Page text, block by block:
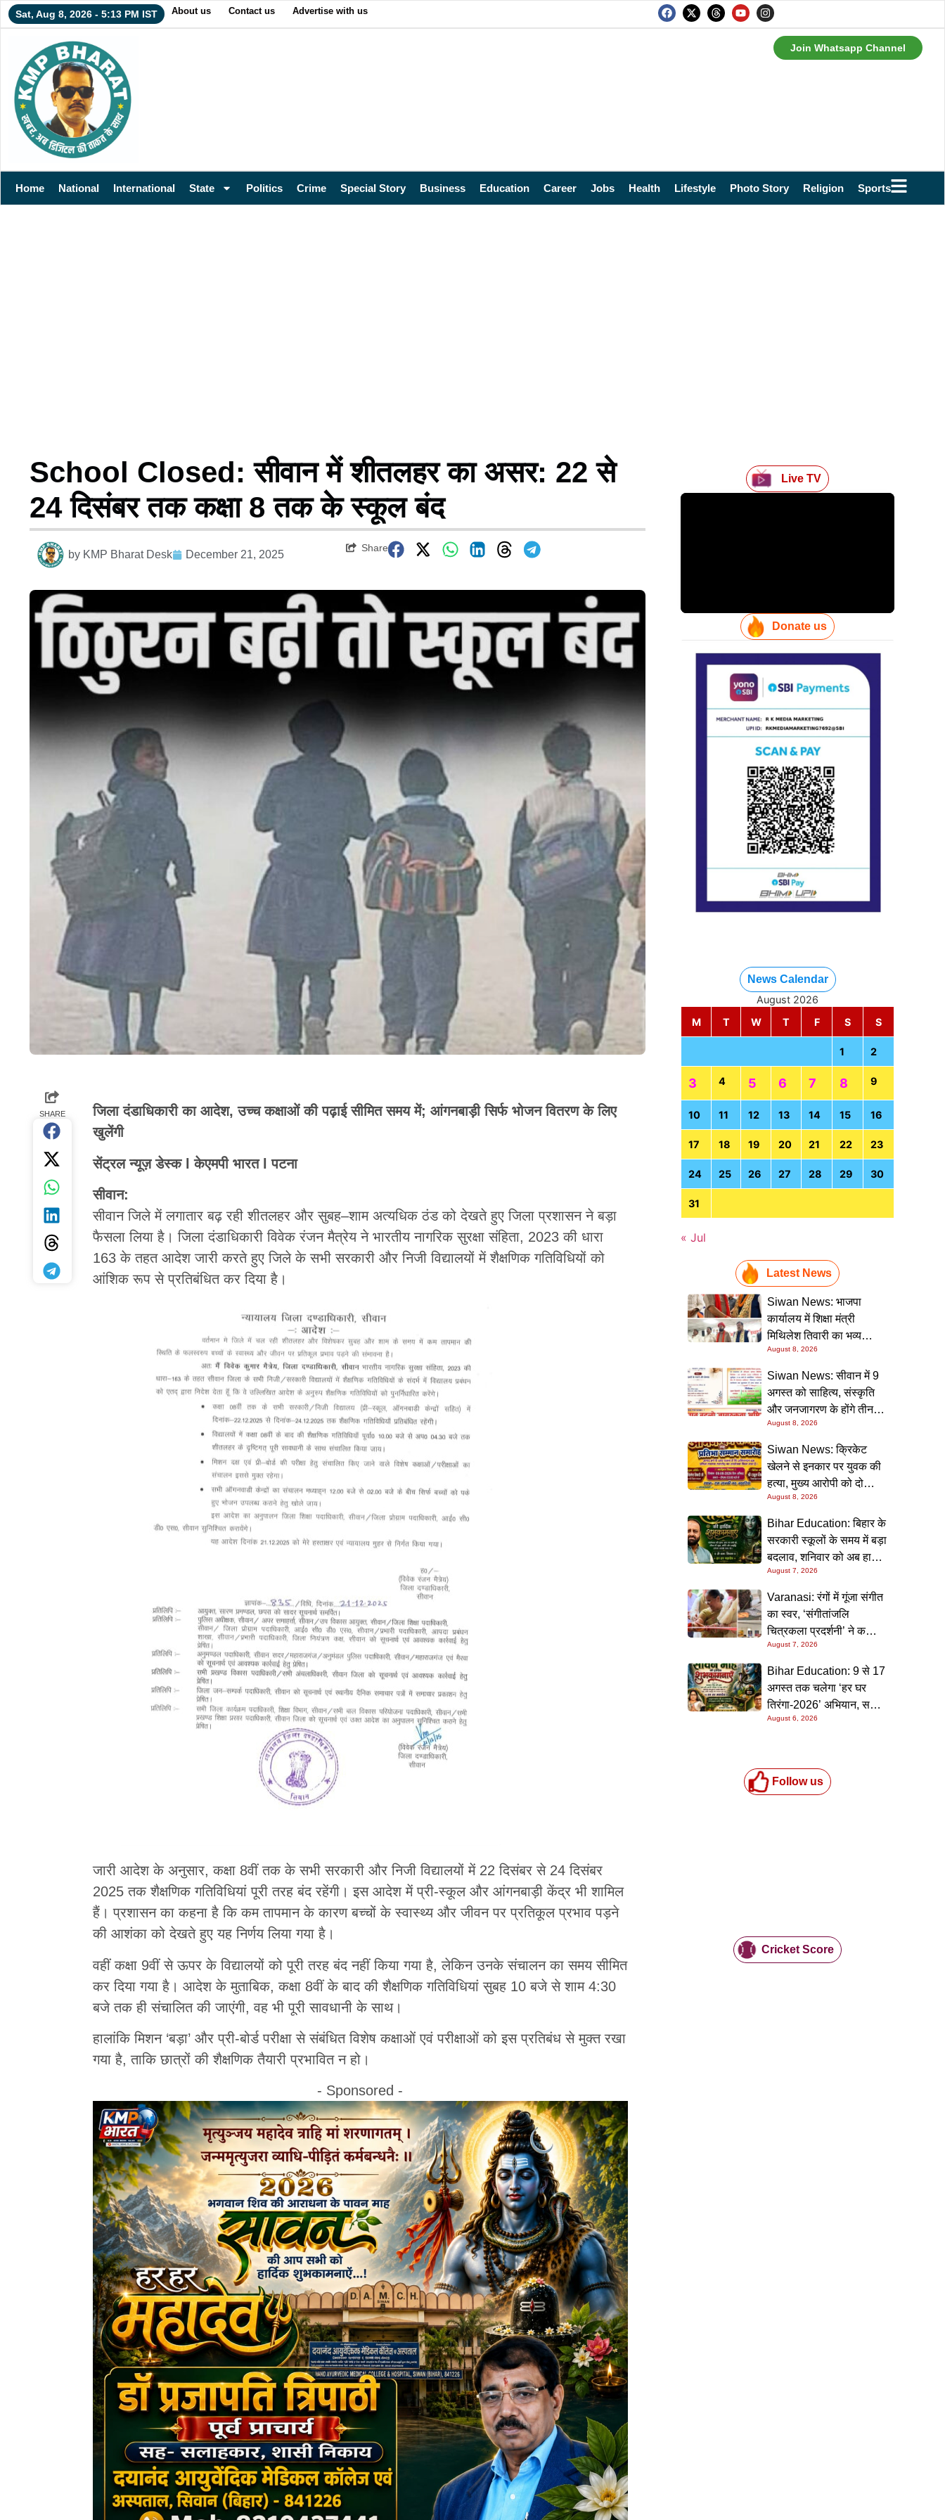
Sat, Aug 8, 2026 - 5:13 PM IST About us Contact us Advertise with us
Join Whatsapp Channel
Home National International State Politics Crime Special Story Business Education Career Jobs Health Lifestyle Photo Story Religion Sports
School Closed: सीवान में शीतलहर का असर: 22 से
24 दिसंबर तक कक्षा 8 तक के स्कूल बंद
by KMP Bharat Desk December 21, 2025
Share
SHARE
जिला दंडाधिकारी का आदेश, उच्च कक्षाओं की पढ़ाई सीमित समय में; आंगनबाड़ी सिर्फ भोजन वितरण के लिए
खुलेंगी
सेंट्रल न्यूज़ डेस्क l केएमपी भारत l पटना
सीवान:
सीवान जिले में लगातार बढ़ रही शीतलहर और सुबह–शाम अत्यधिक ठंड को देखते हुए जिला प्रशासन ने बड़ा
फैसला लिया है। जिला दंडाधिकारी विवेक रंजन मैत्रेय ने भारतीय नागरिक सुरक्षा संहिता, 2023 की धारा
163 के तहत आदेश जारी करते हुए जिले के सभी सरकारी और निजी विद्यालयों में शैक्षणिक गतिविधियों को
आंशिक रूप से प्रतिबंधित कर दिया है।
जारी आदेश के अनुसार, कक्षा 8वीं तक के सभी सरकारी और निजी विद्यालयों में 22 दिसंबर से 24 दिसंबर
2025 तक शैक्षणिक गतिविधियां पूरी तरह बंद रहेंगी। इस आदेश में प्री-स्कूल और आंगनबाड़ी केंद्र भी शामिल
हैं। प्रशासन का कहना है कि कम तापमान के कारण बच्चों के स्वास्थ्य और जीवन पर प्रतिकूल प्रभाव पड़ने
की आशंका को देखते हुए यह निर्णय लिया गया है।
वहीं कक्षा 9वीं से ऊपर के विद्यालयों को पूरी तरह बंद नहीं किया गया है, लेकिन उनके संचालन का समय सीमित
कर दिया गया है। आदेश के मुताबिक, कक्षा 8वीं के बाद की शैक्षणिक गतिविधियां सुबह 10 बजे से शाम 4:30
बजे तक ही संचालित की जाएंगी, वह भी पूरी सावधानी के साथ।
हालांकि मिशन ‘बड़ा’ और प्री-बोर्ड परीक्षा से संबंधित विशेष कक्षाओं एवं परीक्षाओं को इस प्रतिबंध से मुक्त रखा
गया है, ताकि छात्रों की शैक्षणिक तैयारी प्रभावित न हो।
- Sponsored -
Live TV
Donate us
News Calendar
August 2026
M
T W T F S S
1 2
3 4 5 6 7 8 9
10 11 12 13 14 15 16
17 18 19 20 21 22 23
24 25 26 27 28 29 30
31
« Jul
Latest News
Siwan News: भाजपा
कार्यालय में शिक्षा मंत्री
मिथिलेश तिवारी का भव्य
स्वागत, बोले- कार्यकर्ता ही
पार्टी की सबसे बड़ी ताकत
August 8, 2026
Siwan News: सीवान में 9
अगस्त को साहित्य, संस्कृति
और जनजागरण के होंगे तीन
बड़े आयोजन
August 8, 2026
Siwan News: क्रिकेट
खेलने से इनकार पर युवक की
हत्या, मुख्य आरोपी को दो
धाराओं में उम्रकैद
August 8, 2026
Bihar Education: बिहार के
सरकारी स्कूलों के समय में बड़ा
बदलाव, शनिवार को अब हाफ
डे रहेगा विद्यालय
August 7, 2026
Varanasi: रंगों में गूंजा संगीत
का स्वर, ‘संगीतांजलि
चित्रकला प्रदर्शनी’ ने कला
प्रेमियों को किया मंत्रमुग्ध
August 7, 2026
Bihar Education: 9 से 17
अगस्त तक चलेगा ‘हर घर
तिरंगा-2026’ अभियान, सभी
स्कूलों को दिए गए विस्तृत
August 6, 2026
Follow us
Cricket Score